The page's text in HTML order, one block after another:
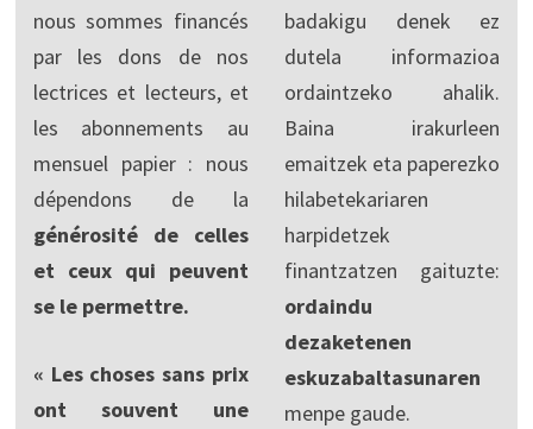
nous sommes financés
par les dons de nos
lectrices et lecteurs, et
les abonnements au
mensuel papier : nous
dépendons de la
générosité de celles
et ceux qui peuvent
se le permettre.
« Les choses sans prix
ont souvent une
badakigu denek ez
dutela informazioa
ordaintzeko ahalik.
Baina irakurleen
emaitzek eta paperezko
hilabetekariaren
harpidetzek
finantzatzen gaituzte:
ordaindu
dezaketenen
eskuzabaltasunaren
menpe gaude.